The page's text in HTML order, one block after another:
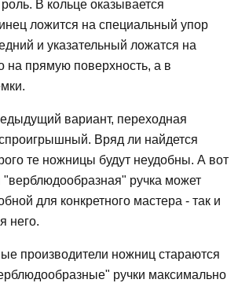
В кольце оказывается
ложится на специальный упор
и указательный ложатся на
на прямую поверхность, а в
вариант, переходная
Вряд ли найдется
те ножницы будут неудобны. А вот
"верблюдообразная" ручка может
для конкретного мастера - так и
него.
производители ножниц стараются
ручки максимально